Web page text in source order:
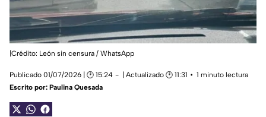
|Crédito: León sin censura / WhatsApp
Publicado 01/07/2026 | 🕑 15:24 | Actualizado 🕑 11:31
1 minuto lectura
Escrito por: Paulina Quesada